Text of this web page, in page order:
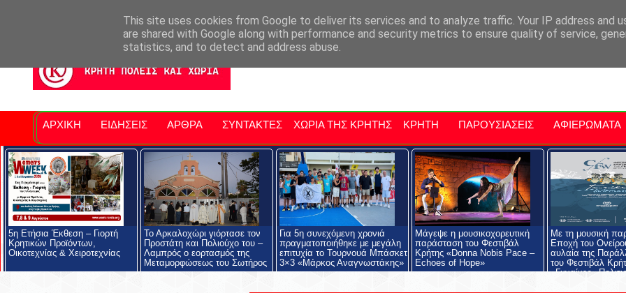
Νομός Λασιθίου Αγαπάμε Ρέθυμνο Επαρχία Μαλεβιζίου Εκδηλώσεις Στην Κρήτη Kriti Traveller
ΑΡΧΙΚΗ ΕΙΔΗΣΕΙΣ ΑΡΘΡΑ ΣΥΝΤΑΚΤΕΣ ΧΩΡΙΑ ΤΗΣ ΚΡΗΤΗΣ ΚΡΗΤΗ ΠΑΡΟΥΣΙΑΣΕΙΣ ΑΦΙΕΡΩΜΑΤΑ
5η Ετήσια Έκθεση – Γιορτή
Κρητικών Προϊόντων,
Οικοτεχνίας & Χειροτεχνίας
Το Αρκαλοχώρι γιόρτασε τον
Προστάτη και Πολιούχο του –
Λαμπρός ο εορτασμός της
Μεταμορφώσεως του Σωτήρος
Για 5η συνεχόμενη χρονιά
πραγματοποιήθηκε με μεγάλη
επιτυχία το Τουρνουά Μπάσκετ
3×3 «Μάρκος Αναγνωστάκης»
Μάγεψε η μουσικοχορευτική
παράσταση του Φεστιβάλ
Κρήτης «Donna Nobis Pace –
Echoes of Hope»
Με τη μουσική
Εποχή του
αυλαία της
του Φεστιβάλ
«Γυναίκες–
This site uses cookies from Google to deliver its services and to analyze traffic. Your IP address and
are shared with Google along with performance and security metrics to ensure quality of service,
statistics, and to detect and address abuse.